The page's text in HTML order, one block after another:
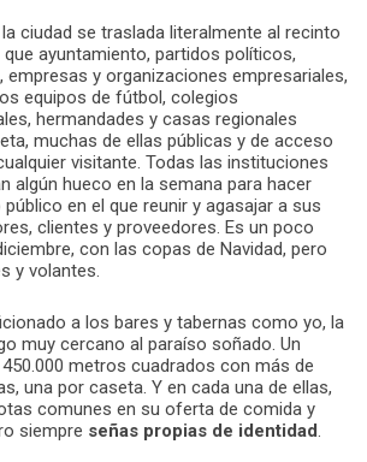
ciudad se traslada literalmente al recinto
que ayuntamiento, partidos políticos,
empresas y organizaciones empresariales,
equipos de fútbol, colegios
hermandades y casas regionales
muchas de ellas públicas y de acceso
visitante. Todas las instituciones
algún hueco en la semana para hacer
en el que reunir y agasajar a sus
clientes y proveedores. Es un poco
con las copas de Navidad, pero
y volantes.
a los bares y tabernas como yo, la
muy cercano al paraíso soñado. Un
metros cuadrados con más de
una por caseta. Y en cada una de ellas,
comunes en su oferta de comida y
siempre señas propias de identidad.